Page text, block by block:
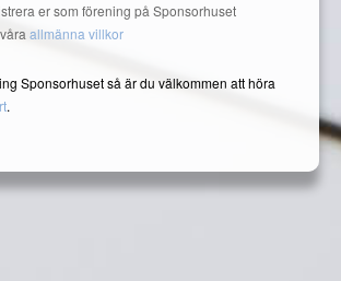
er som förening på Sponsorhuset
allmänna villkor
Sponsorhuset så är du välkommen att höra
.